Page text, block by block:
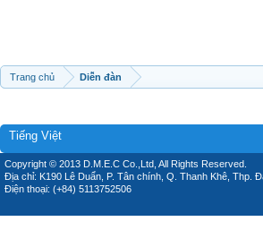
Trang chủ Diễn đàn
Tiếng Việt
Copyright © 2013 D.M.E.C Co.,Ltd, All Rights Reserved.
Địa chỉ: K190 Lê Duẩn, P. Tân chính, Q. Thanh Khê, Thp.
Điện thoại: (+84) 5113752506